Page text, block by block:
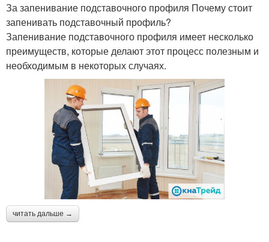
За запенивание подставочного профиля Почему стоит
запенивать подставочный профиль?
Запенивание подставочного профиля имеет несколько
преимуществ, которые делают этот процесс полезным и
необходимым в некоторых случаях.
читать дальше →